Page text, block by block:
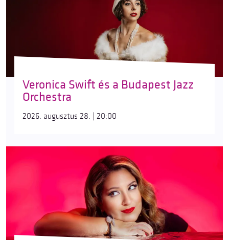
Veronica Swift és a Budapest Jazz
Orchestra
2026. augusztus 28. | 20:00